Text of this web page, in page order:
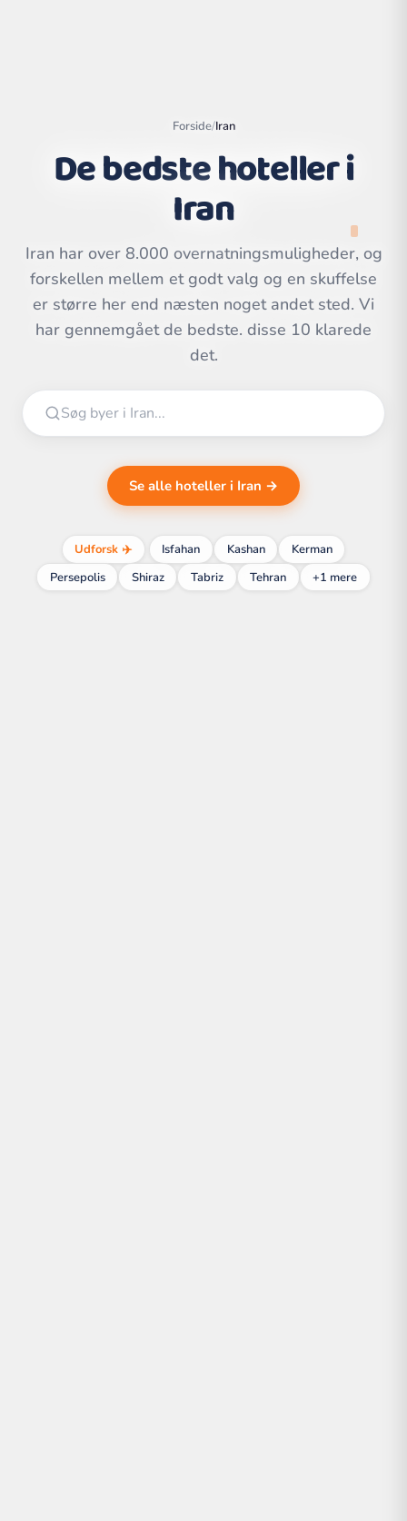
OpenStreetMap
contributors | ©
Forside/Iran
De bedste hoteller i
Iran
Iran har over 8.000 overnatningsmuligheder, og
forskellen mellem et godt valg og en skuffelse
er større her end næsten noget andet sted. Vi
har gennemgået de bedste. disse 10 klarede
det.
Se alle hoteller i Iran →
Udforsk ✈️ Isfahan Kashan
Kerman
Persepolis
Shiraz Tabriz Tehran +1 mere